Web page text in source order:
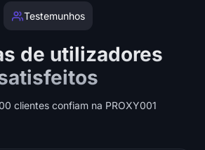
Testemunhos
de utilizadores
clientes confiam na PROXY001